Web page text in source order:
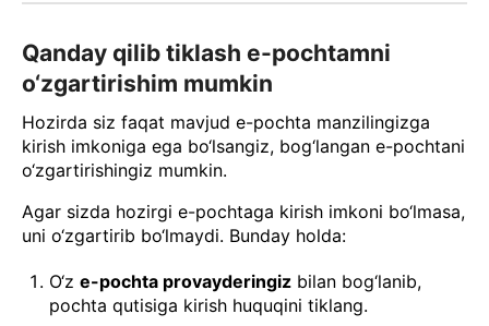
Qanday qilib tiklash e-pochtamni
o‘zgartirishim mumkin
Hozirda siz faqat mavjud e-pochta manzilingizga
kirish imkoniga ega bo‘lsangiz, bog‘langan e-pochtani
o‘zgartirishingiz mumkin.
Agar sizda hozirgi e-pochtaga kirish imkoni bo‘lmasa,
uni o‘zgartirib bo‘lmaydi. Bunday holda:
O‘z e-pochta provayderingiz bilan bog‘lanib,
pochta qutisiga kirish huquqini tiklang.